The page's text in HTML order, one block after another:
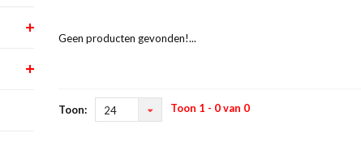
Geen producten gevonden!...
Toon: 24 Toon 1 - 0 van 0